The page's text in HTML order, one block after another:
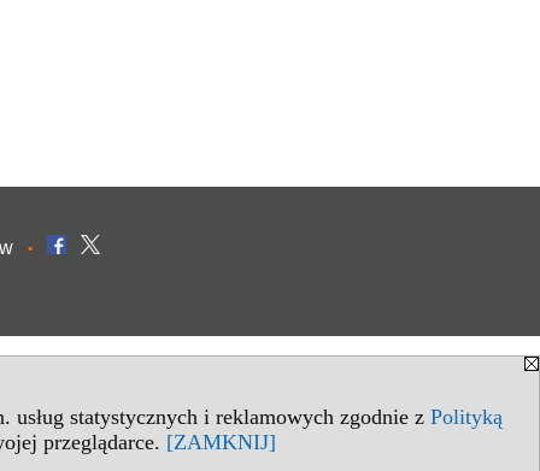
statystycznych i reklamowych zgodnie z Polityką
przeglądarce. [ZAMKNIJ]
•